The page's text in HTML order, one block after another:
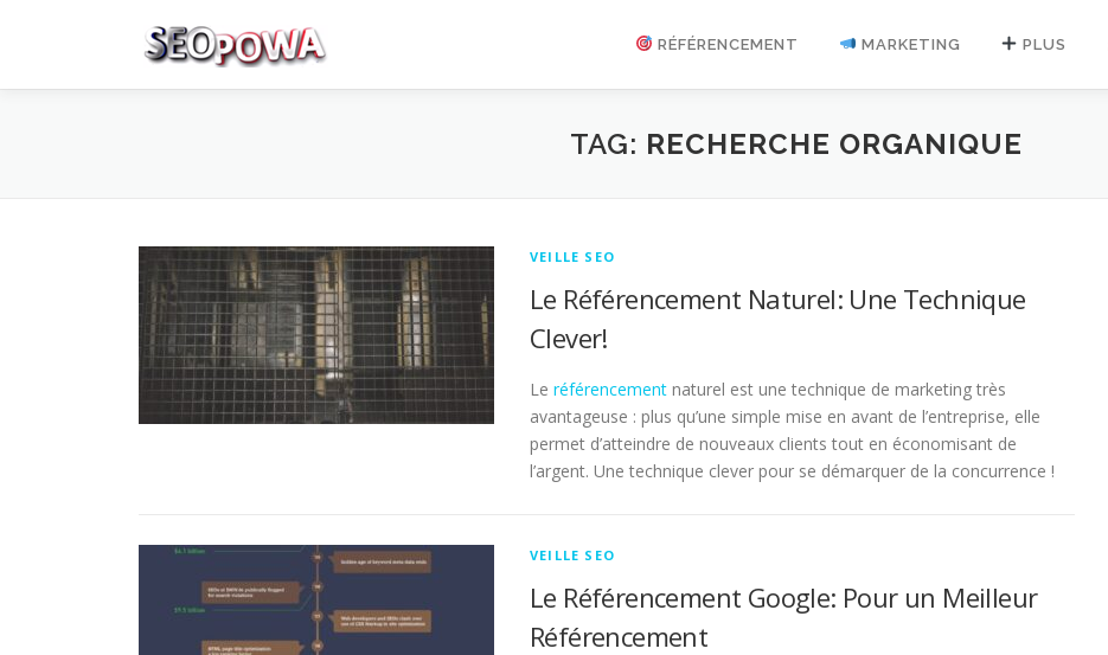
RÉFÉRENCEMENT MARKETING PLUS
TAG: RECHERCHE ORGANIQUE
VEILLE SEO
Le Référencement Naturel: Une Technique
Clever!
Le référencement naturel est une technique de marketing très
avantageuse : plus qu’une simple mise en avant de l’entreprise, elle
permet d’atteindre de nouveaux clients tout en économisant de
l’argent. Une technique clever pour se démarquer de la concurrence !
VEILLE SEO
Le Référencement Google: Pour un Meilleur
Référencement